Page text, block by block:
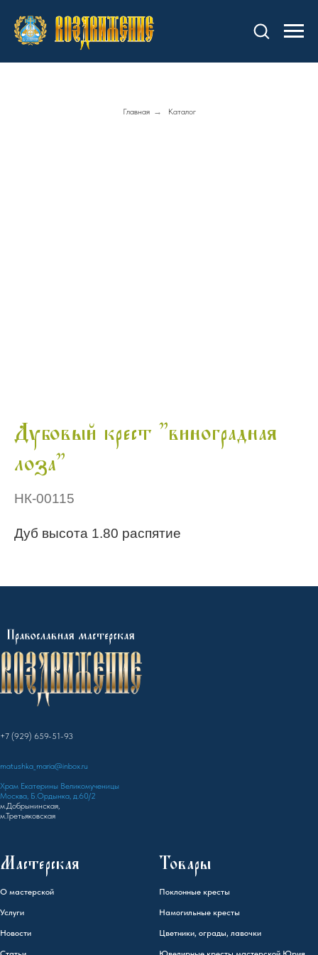
Главная → Каталог
Дубовый крест "виноградная
лоза"
НК-00115
Дуб высота 1.80 распятие
+7 (929) 659-51-93
matushka_maria@inbox.ru
Храм Екатерины Великомученицы
Москва, Б.Ордынка, д.60/2
м.Добрынинская,
м.Третьяковская
Мастерская
О мастерской
Услуги
Новости
Товары
Поклонные кресты
Намогильные кресты
Цветники, ограды, лавочки